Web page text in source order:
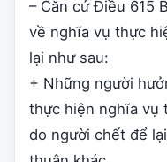
– Căn cứ Điều 615
về nghĩa vụ thực
lại như sau:
+ Những người
thực hiện nghĩa vụ
do người chết để